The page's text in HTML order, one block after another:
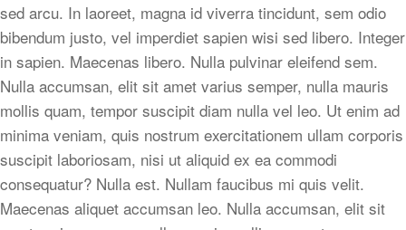
sed arcu. In laoreet, magna id viverra tincidunt, sem odio
bibendum justo, vel imperdiet sapien wisi sed libero. Integer
in sapien. Maecenas libero. Nulla pulvinar eleifend sem.
Nulla accumsan, elit sit amet varius semper, nulla mauris
mollis quam, tempor suscipit diam nulla vel leo. Ut enim ad
minima veniam, quis nostrum exercitationem ullam corporis
suscipit laboriosam, nisi ut aliquid ex ea commodi
consequatur? Nulla est. Nullam faucibus mi quis velit.
Maecenas aliquet accumsan leo. Nulla accumsan, elit sit